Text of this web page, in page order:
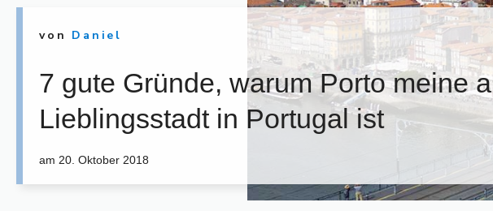
von Daniel
7 gute Gründe, warum Porto meine
Lieblingsstadt in Portugal ist
am 20. Oktober 2018